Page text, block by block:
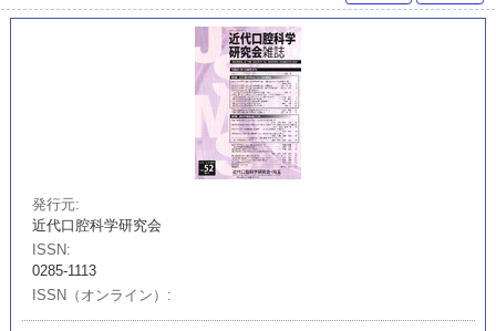
発行元
近代口腔科学研究会
ISSN
0285-1113
ISSN（オンライン）